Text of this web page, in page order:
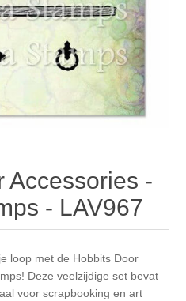
Accessories -
- LAV967
loop met de Hobbits Door
Deze veelzijdige set bevat
voor scrapbooking en art